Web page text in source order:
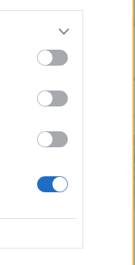
Η πρώτη
Analysis για
ΣΥΡΙΖΑ στο…
17:10 - 14 Σεπτεμβρίου